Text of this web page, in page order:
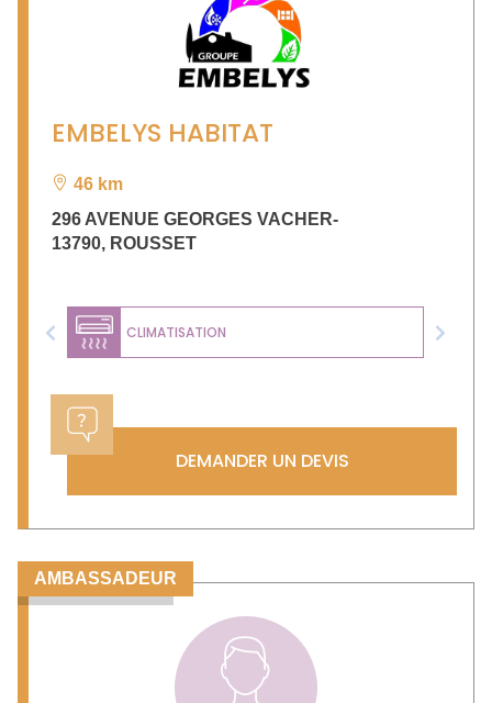
EMBELYS HABITAT
46 km
296 AVENUE GEORGES VACHER-
13790, ROUSSET
CLIMATISATION
Previous Next
DEMANDER UN DEVIS
AMBASSADEUR